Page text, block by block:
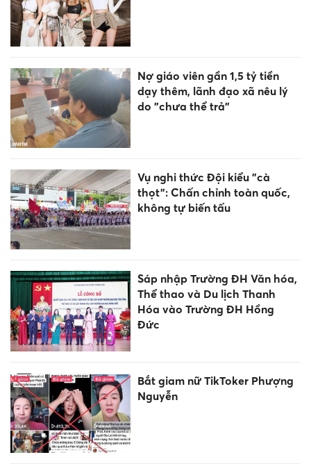
Nợ giáo viên gần 1,5 tỷ tiền
dạy thêm, lãnh đạo xã nêu lý
do "chưa thể trả"
Vụ nghi thức Đội kiểu "cà
thọt": Chấn chỉnh toàn quốc,
không tự biến tấu
Sáp nhập Trường ĐH Văn hóa,
Thể thao và Du lịch Thanh
Hóa vào Trường ĐH Hồng
Đức
Bắt giam nữ TikToker Phượng
Nguyễn